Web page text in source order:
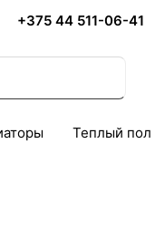
+375 44 511-06-41
Теплый пол